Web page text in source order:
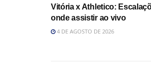
Vitória x Athletico:
onde assistir ao vivo
4 DE AGOSTO DE 2026